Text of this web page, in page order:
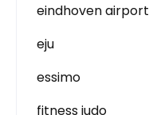
eindhoven airport
eju
essimo
fitness judo